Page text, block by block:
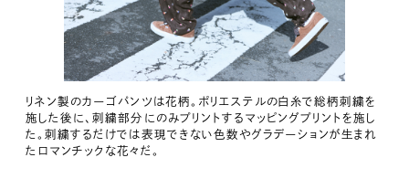
リネン製のカーゴパンツは花柄。ポリエステルの白糸で総柄刺繍を
施した後に、刺繍部分にのみプリントするマッピングプリントを施し
た。刺繍するだけでは表現できない色数やグラデーションが生まれ
たロマンチックな花々だ。